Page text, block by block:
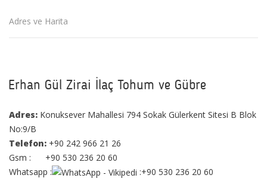
Adres ve Harita
Erhan Gül Zirai İlaç Tohum ve Gübre
Adres: Konuksever Mahallesi 794 Sokak Gülerkent Sitesi B Blok
No:9/B
Telefon: +90 242 966 21 26
Gsm : +90 530 236 20 60
Whatsapp :
:+90 530 236 20 60